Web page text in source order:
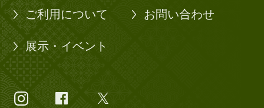
ご利用について
展示・イベント
お問い合わせ